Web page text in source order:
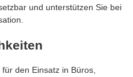
und unterstützen Sie bei
den Einsatz in Büros,